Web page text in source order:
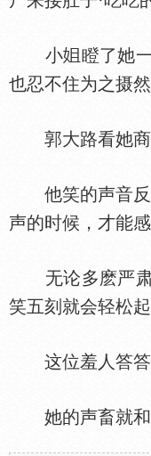
小
瞪了她
也忍不住为之摄然
郭大路看她商
他笑的声音反
声的时候，才能
无论多麽严肃
笑五刻就会轻松起
这位羞人答答
她的声畜就